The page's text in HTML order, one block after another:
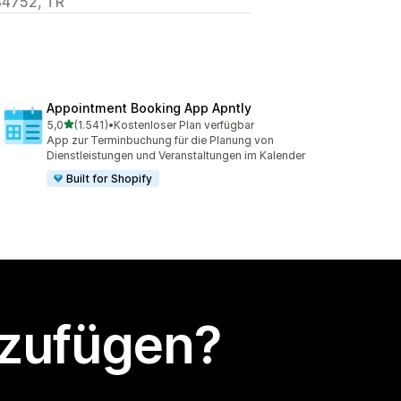
Appointment Booking App Apntly
5,0von 5 Sternen
(1.541)
1541 Rezensionen insgesamt
•Kostenloser Plan verfügbar
App zur Terminbuchung für die Planung von
Dienstleistungen und Veranstaltungen im Kalender
Built for Shopify